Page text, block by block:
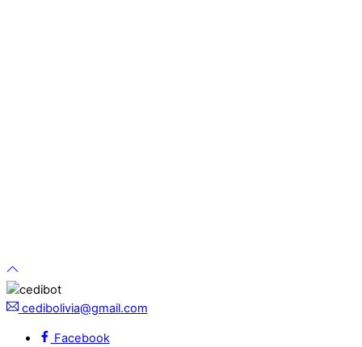
cedibolivia@gmail.com
Facebook